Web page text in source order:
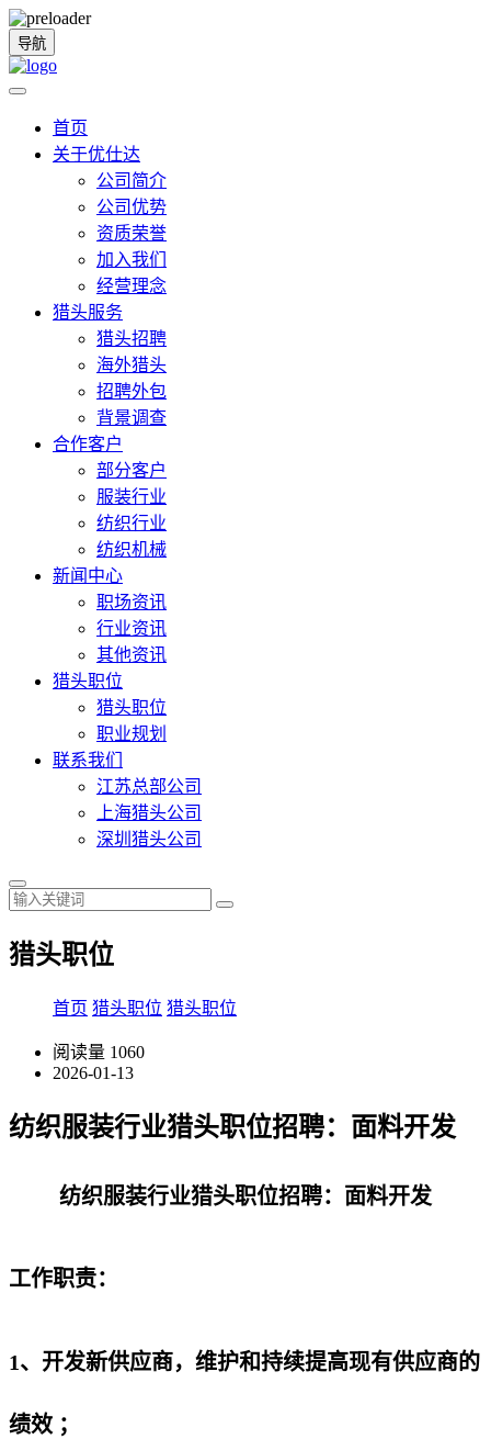
导航
首页
关于优仕达
公司简介
公司优势
资质荣誉
加入我们
经营理念
猎头服务
猎头招聘
海外猎头
招聘外包
背景调查
合作客户
部分客户
服装行业
纺织行业
纺织机械
新闻中心
职场资讯
行业资讯
其他资讯
猎头职位
猎头职位
职业规划
联系我们
江苏总部公司
上海猎头公司
深圳猎头公司
猎头职位
首页 猎头职位 猎头职位
阅读量 1060
2026-01-13
纺织服装行业猎头职位招聘：面料开发
纺织服装行业猎头职位招聘：面料开发
工作职责：
1、开发新供应商，维护和持续提高现有供应商的
绩效 ；